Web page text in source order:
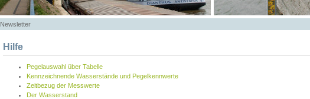
Newsletter
Hilfe
Pegelauswahl über Tabelle
Kennzeichnende Wasserstände und Pegelkennwerte
Zeitbezug der Messwerte
Der Wasserstand